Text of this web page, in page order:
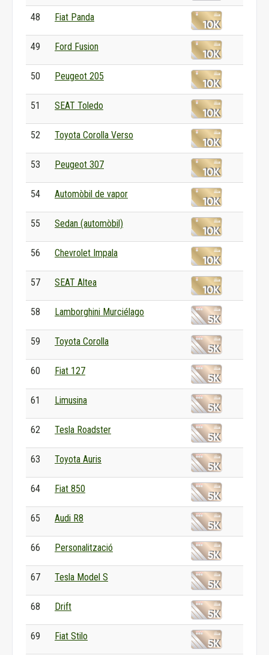
48 Fiat Panda
49 Ford Fusion
50 Peugeot 205
51 SEAT Toledo
52 Toyota Corolla Verso
53 Peugeot 307
54 Automòbil de vapor
55 Sedan (automòbil)
56 Chevrolet Impala
57 SEAT Altea
58 Lamborghini Murciélago
59 Toyota Corolla
60 Fiat 127
61 Limusina
62 Tesla Roadster
63 Toyota Auris
64 Fiat 850
65 Audi R8
66 Personalització
67 Tesla Model S
68 Drift
69 Fiat Stilo